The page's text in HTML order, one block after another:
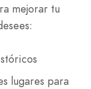
mejorar tu
lugares para